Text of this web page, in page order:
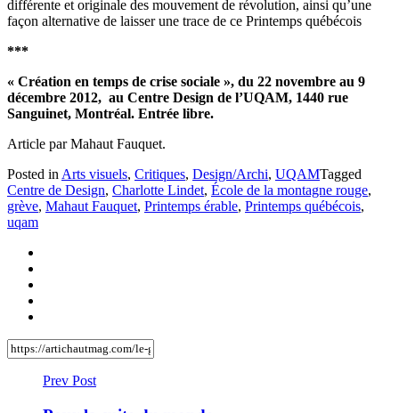
différente et originale des mouvement de révolution, ainsi qu’une
façon alternative de laisser une trace de ce Printemps québécois
***
« Création en temps de crise sociale », du 22 novembre au 9
décembre 2012, au Centre Design de l’UQAM, 1440 rue
Sanguinet, Montréal. Entrée libre.
Article par Mahaut Fauquet.
Posted in Arts visuels, Critiques, Design/Archi, UQAMTagged
Centre de Design, Charlotte Lindet, École de la montagne rouge,
grève, Mahaut Fauquet, Printemps érable, Printemps québécois,
uqam
Prev Post